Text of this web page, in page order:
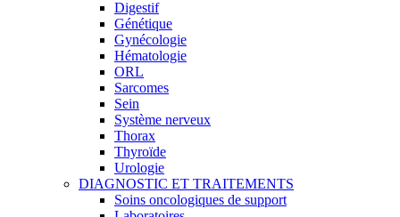
Digestif
Génétique
Gynécologie
Hématologie
ORL
Sarcomes
Sein
Système nerveux
Thorax
Thyroïde
Urologie
DIAGNOSTIC ET TRAITEMENTS
Soins oncologiques de support